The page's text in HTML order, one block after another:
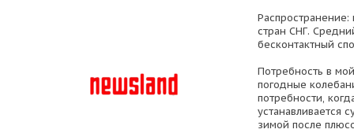
стран СНГ.
бесконтактный
Потребность в
погодные
потребности,
устанавливается
зимой после